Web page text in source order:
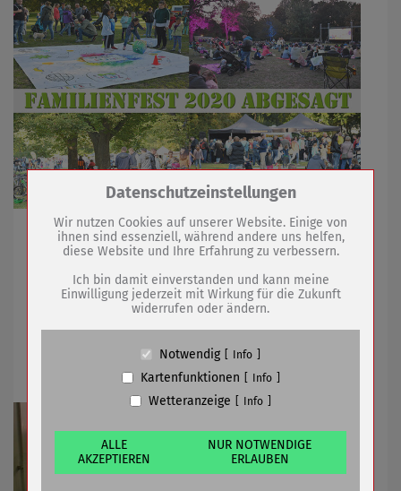
Neuer Termin voraussichtlich am 23. Juli 2021
28.04.2020 mehr
Besucherverkehr geöffnet
Zum Betrieb der Seite notwendige Cookies /
Name
PHP Session Cookie
Anbieter
Eigentümer dieser Website (Wenko-
Wenselaar GmbH & Co. KG)
Absicherung Kontaktformular / SPAM
Cookiespeicherung Entscheidungscookie
Anbieter
Eigentümer dieser Website (Wenko-
Wenselaar GmbH & Co. KG)
Zweck
Speichert die Einstellungen der Besucher
bezüglich der Speicherung von Cookies.
Datenschutzeinstellungen
Wir nutzen Cookies auf unserer Website. Einige von
ihnen sind essenziell, während andere uns helfen,
diese Website und Ihre Erfahrung zu verbessern.
Ich bin damit einverstanden und kann meine
Einwilligung jederzeit mit Wirkung für die Zukunft
widerrufen oder ändern.
Notwendig Info
Kartenfunktionen Info
Wetteranzeige Info
ALLE
AKZEPTIEREN
NUR NOTWENDIGE
ERLAUBEN